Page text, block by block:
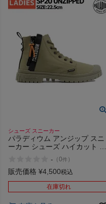
シューズ スニーカー
パラディウム アンジップ スニ
ーカー シューズ ハイカット カ
UNZIPPED 78883 アウトレッ
ト セール
- （0件 ）
販売価格 ¥4,500税込
在庫切れ